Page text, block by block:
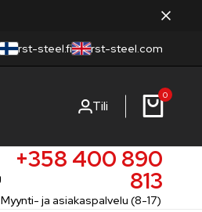
rst-steel.fi rst-steel.com
Tili
0
+358 400 890
813
Myynti- ja asiakaspalvelu (8-17)